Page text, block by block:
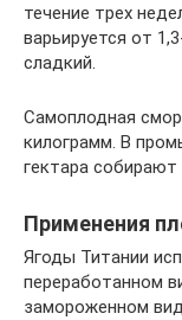
течение трех
варьируется от
сладкий.
Самоплодная
килограмм. В
гектара собирают
Применения
Ягоды Титании
переработанном
замороженном